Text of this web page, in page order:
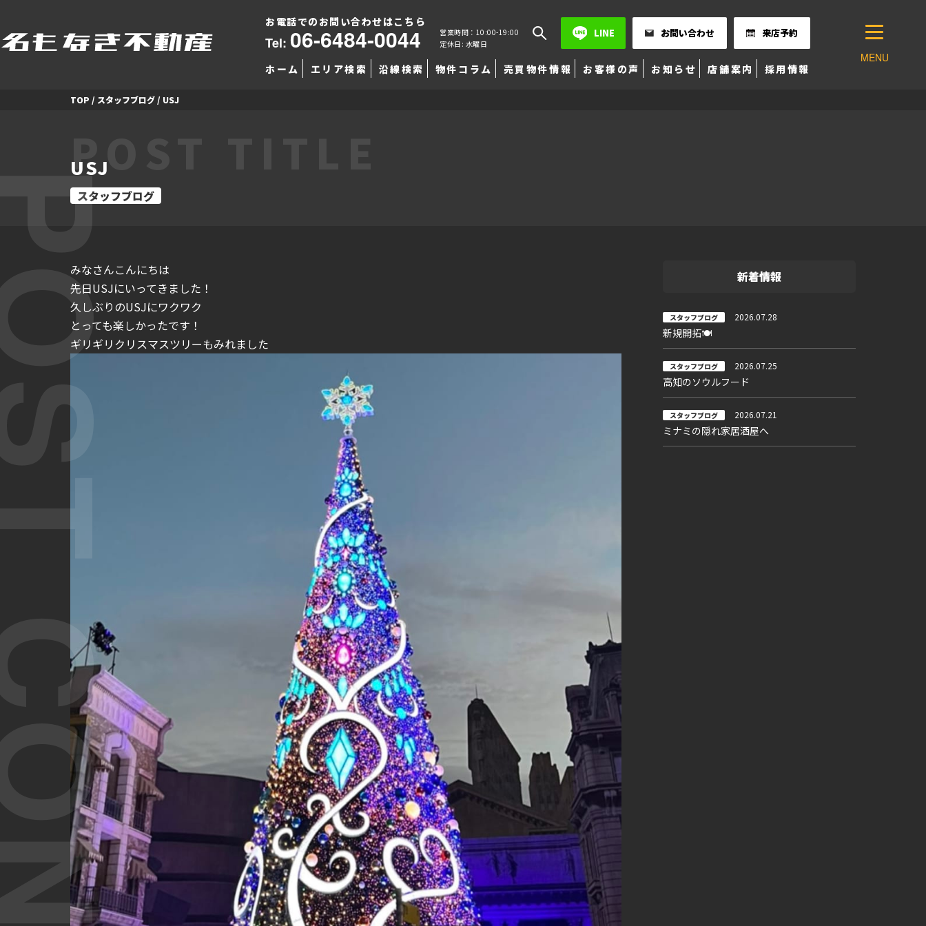
お電話でのお問い合わせはこちら
Tel: 06-6484-0044
営業時間：10:00-19:00
定休日: 水曜日
LINE お問い合わせ 来店予約
ホーム エリア検索 沿線検索 物件コラム 売買物件情報 お客様の声 お知らせ 店舗案内 採用情報
MENU
TOP / スタッフブログ / USJ
POST TITLE
USJ
スタッフブログ
みなさんこんにちは
先日USJにいってきました！
久しぶりのUSJにワクワク
とっても楽しかったです！
ギリギリクリスマスツリーもみれました
新着情報
スタッフブログ 2026.07.28
新規開拓🍽
スタッフブログ 2026.07.25
高知のソウルフード
スタッフブログ 2026.07.21
ミナミの隠れ家居酒屋へ